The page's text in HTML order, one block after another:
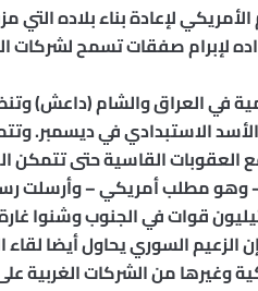
لإعادة بناء بلاده التي
لإبرام صفقات تسمح لشركات
في العراق والشام (داعش)
الاستبدادي في ديسمبر.
القاسية حتى تتمكن
مطلب أمريكي – وأرسلت
قوات في الجنوب وشنوا
السوري يحاول أيضا لقاء
وغيرها من الشركات